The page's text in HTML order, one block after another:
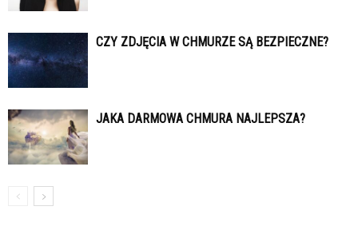
CZY ZDJĘCIA W CHMURZE SĄ BEZPIECZNE?
JAKA DARMOWA CHMURA NAJLEPSZA?